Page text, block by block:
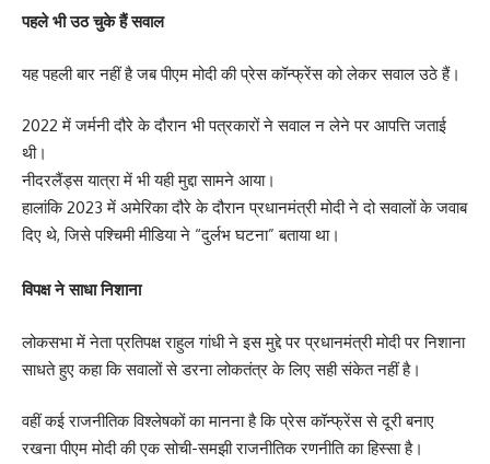
पहले भी उठ चुके हैं सवाल
यह पहली बार नहीं है जब पीएम मोदी की प्रेस कॉन्फ्रेंस को लेकर सवाल उठे हैं।
2022 में जर्मनी दौरे के दौरान भी पत्रकारों ने सवाल न लेने पर आपत्ति जताई
थी।
नीदरलैंड्स यात्रा में भी यही मुद्दा सामने आया।
हालांकि 2023 में अमेरिका दौरे के दौरान प्रधानमंत्री मोदी ने दो सवालों के जवाब
दिए थे, जिसे पश्चिमी मीडिया ने “दुर्लभ घटना” बताया था।
विपक्ष ने साधा निशाना
लोकसभा में नेता प्रतिपक्ष राहुल गांधी ने इस मुद्दे पर प्रधानमंत्री मोदी पर निशाना
साधते हुए कहा कि सवालों से डरना लोकतंत्र के लिए सही संकेत नहीं है।
वहीं कई राजनीतिक विश्लेषकों का मानना है कि प्रेस कॉन्फ्रेंस से दूरी बनाए
रखना पीएम मोदी की एक सोची-समझी राजनीतिक रणनीति का हिस्सा है।